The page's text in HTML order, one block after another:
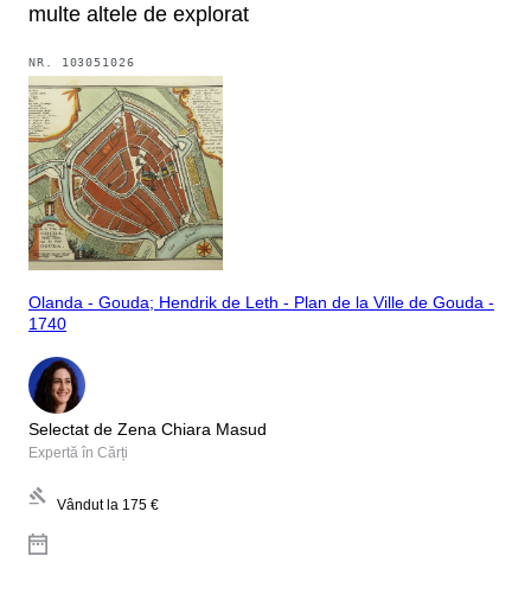
multe altele de explorat
NR. 103051026
Olanda - Gouda; Hendrik de Leth - Plan de la Ville de Gouda -
1740
Selectat de Zena Chiara Masud
Expertă în Cărți
Vândut la 175 €